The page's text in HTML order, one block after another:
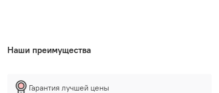
Наши преимущества
Гарантия лучшей цены